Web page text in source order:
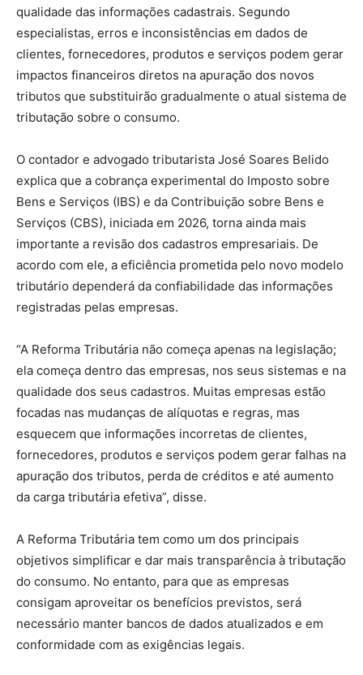
qualidade das informações cadastrais. Segundo
especialistas, erros e inconsistências em dados de
clientes, fornecedores, produtos e serviços podem gerar
impactos financeiros diretos na apuração dos novos
tributos que substituirão gradualmente o atual sistema de
tributação sobre o consumo.
O contador e advogado tributarista José Soares Belido
explica que a cobrança experimental do Imposto sobre
Bens e Serviços (IBS) e da Contribuição sobre Bens e
Serviços (CBS), iniciada em 2026, torna ainda mais
importante a revisão dos cadastros empresariais. De
acordo com ele, a eficiência prometida pelo novo modelo
tributário dependerá da confiabilidade das informações
registradas pelas empresas.
“A Reforma Tributária não começa apenas na legislação;
ela começa dentro das empresas, nos seus sistemas e na
qualidade dos seus cadastros. Muitas empresas estão
focadas nas mudanças de alíquotas e regras, mas
esquecem que informações incorretas de clientes,
fornecedores, produtos e serviços podem gerar falhas na
apuração dos tributos, perda de créditos e até aumento
da carga tributária efetiva”, disse.
A Reforma Tributária tem como um dos principais
objetivos simplificar e dar mais transparência à tributação
do consumo. No entanto, para que as empresas
consigam aproveitar os benefícios previstos, será
necessário manter bancos de dados atualizados e em
conformidade com as exigências legais.